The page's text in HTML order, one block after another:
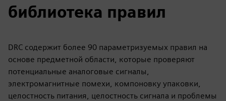
библиотека правил
DRC содержит более 90 параметризуемых правил на
основе предметной области, которые проверяют
потенциальные аналоговые сигналы,
электромагнитные помехи, компоновку упаковки,
целостность питания, целостность сигнала и проблемы